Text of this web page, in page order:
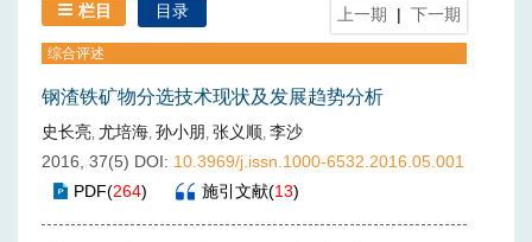
栏目 目录 上一期 | 下一期
综合评述
钢渣铁矿物分选技术现状及发展趋势分析
史长亮, 尤培海, 孙小朋, 张义顺, 李沙
2016, 37(5) DOI: 10.3969/j.issn.1000-6532.2016.05.001
PDF(264) 施引文献(13)